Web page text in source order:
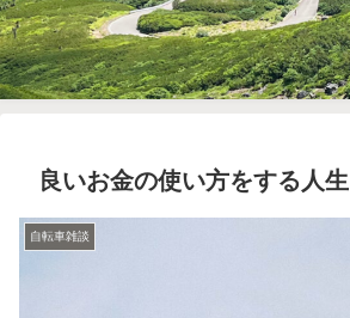
良いお金の使い方をする人
自転車雑談